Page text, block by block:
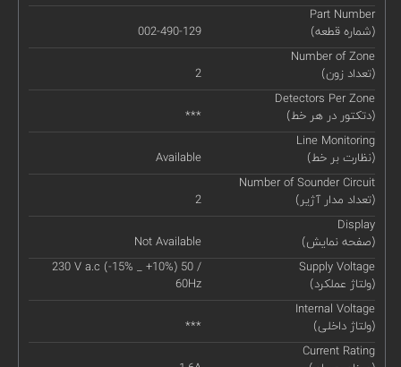
Part Number
(شماره قطعه)
002-490-129
Number of Zone
(تعداد زون)
2
Detectors Per Zone
(دتکتور در هر خط)
***
Line Monitoring
(نظارت بر خط)
Available
Number of Sounder Circuit
(تعداد مدار آژیر)
2
Display
(صفحه نمایش)
Not Available
Supply Voltage
(ولتاژ عملکرد)
230 V a.c (-15% _ +10%) 50 /
60Hz
Internal Voltage
(ولتاژ داخلی)
***
Current Rating